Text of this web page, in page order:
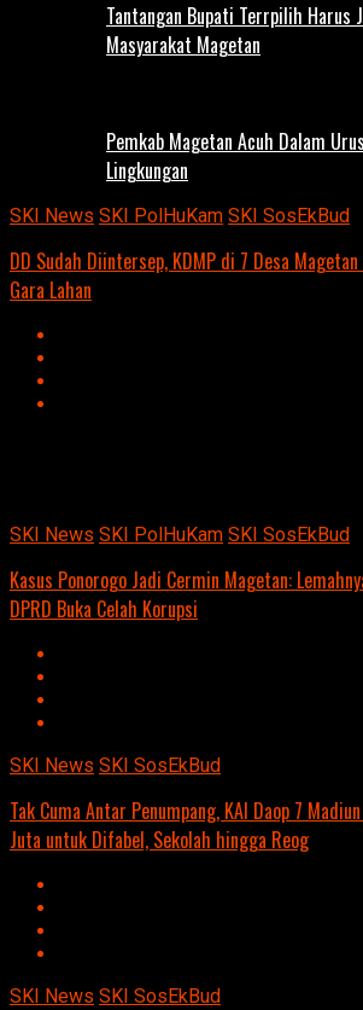
Tantangan Bupati Terrpilih Harus
Masyarakat Magetan
Pemkab Magetan Acuh Dalam
Lingkungan
SKI News SKI PolHuKam SKI SosEkBud
DD Sudah Diintersep, KDMP di 7 Desa
Gara Lahan
SKI News SKI PolHuKam SKI SosEkBud
Kasus Ponorogo Jadi Cermin Magetan:
DPRD Buka Celah Korupsi
SKI News SKI SosEkBud
Tak Cuma Antar Penumpang, KAI Daop 7
Juta untuk Difabel, Sekolah hingga Reog
SKI News SKI SosEkBud